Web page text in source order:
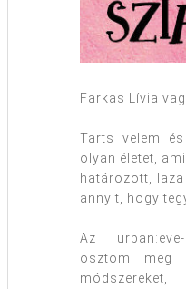
Farkas Lívia
Tarts velem
olyan életet,
határozott,
annyit, hogy
Az
osztom meg